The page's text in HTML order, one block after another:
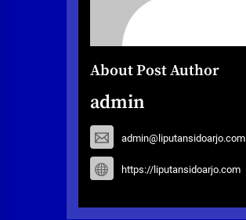
About Post Author
admin
admin@liputansidoarjo.com
https://liputansidoarjo.com